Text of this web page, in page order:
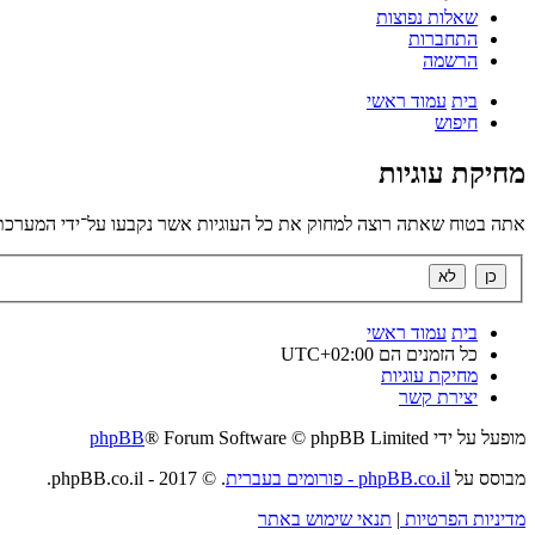
שאלות נפוצות
התחברות
הרשמה
בית עמוד ראשי
חיפוש
מחיקת עוגיות
אתה בטוח שאתה רוצה למחוק את כל העוגיות אשר נקבעו על־ידי
בית עמוד ראשי
כל הזמנים הם UTC+02:00
מחיקת עוגיות
יצירת קשר
מופעל על ידי
phpBB® Forum Software © phpBB Limited
מבוסס על phpBB.co.il - פורומים בעברית
. © 2017 - phpBB.co.il.
מדיניות הפרטיות | תנאי שימוש באתר